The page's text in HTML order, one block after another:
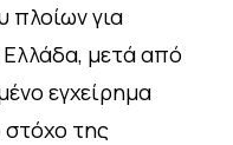
πλοίων για
μετά από
εγχείρημα
στόχο της